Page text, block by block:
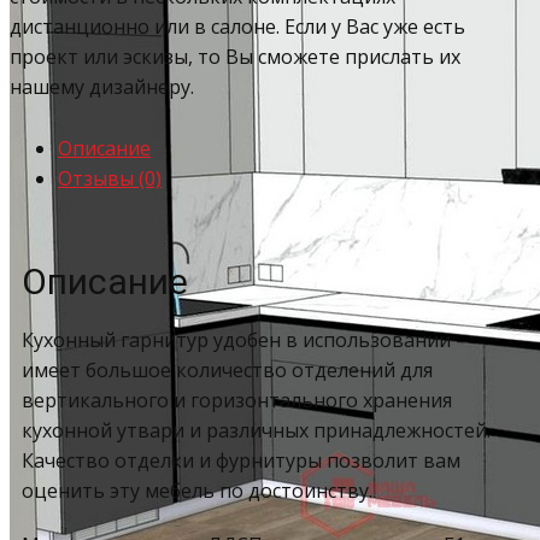
дистанционно или в салоне. Если у Вас уже есть
проект или эскизы, то Вы сможете прислать их
нашему дизайнеру.
Описание
Отзывы (0)
Описание
Кухонный гарнитур удобен в использовании –
имеет большое количество отделений для
вертикального и горизонтального хранения
кухонной утвари и различных принадлежностей.
Качество отделки и фурнитуры позволит вам
оценить эту мебель по достоинству.